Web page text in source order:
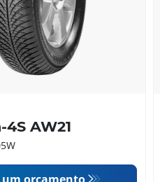
AW21